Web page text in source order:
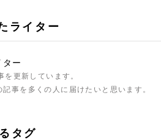
ライター
ー
を更新しています。
事を多くの人に届けたいと思います。
タグ